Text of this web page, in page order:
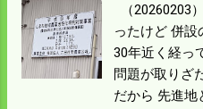
（20260203
ったけど 併設
30年近く経っ
問題が取りざ
だから 先進地